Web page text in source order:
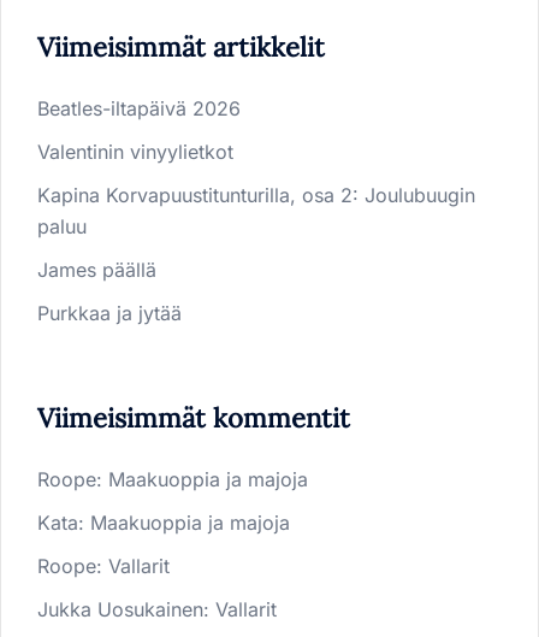
Viimeisimmät artikkelit
Beatles-iltapäivä 2026
Valentinin vinyylietkot
Kapina Korvapuustitunturilla, osa 2: Joulubuugin
paluu
James päällä
Purkkaa ja jytää
Viimeisimmät kommentit
Roope: Maakuoppia ja majoja
Kata: Maakuoppia ja majoja
Roope: Vallarit
Jukka Uosukainen: Vallarit